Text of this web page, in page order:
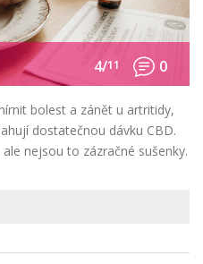
4/11 0
bolest a zánět u artritidy,
dostatečnou dávku CBD.
nejsou to zázračné sušenky.